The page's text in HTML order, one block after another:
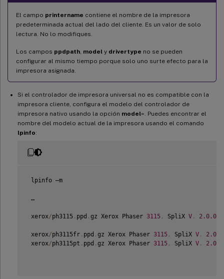
El campo printername contiene el nombre de la impresora
predeterminada actual del lado del cliente. Es un valor de solo
lectura. No lo modifiques.
Los campos ppdpath model y drivertype no se pueden
configurar al mismo tiempo porque solo uno surte efecto para la
impresora asignada.
Si el controlador de impresora universal no es compatible con la
impresora cliente, configura el modelo del controlador de
impresora nativo usando la opción model=. Puedes encontrar el
nombre del modelo actual de la impresora usando el comando
lpinfo:
lpinfo –m
…
xerox/ph3115 . ppd . gz Xerox Phaser 3115 , SpliX V . 2.0 .0
xerox/ph3115fr . ppd . gz Xerox Phaser 3115 , SpliX V . 2.0
xerox/ph3115pt . ppd . gz Xerox Phaser 3115 , SpliX V . 2.0